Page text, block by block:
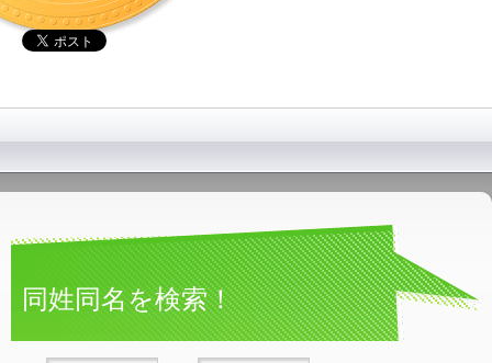
同姓同名を検索！